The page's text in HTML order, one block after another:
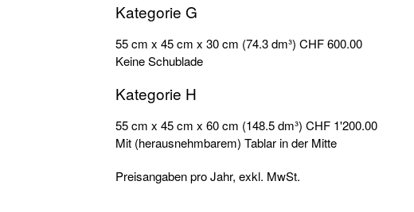
Kategorie G
55 cm x 45 cm x 30 cm (74.3 dm³) CHF 600.00
Keine Schublade
Kategorie H
55 cm x 45 cm x 60 cm (148.5 dm³) CHF 1'200.00
Mit (herausnehmbarem) Tablar in der Mitte
Preisangaben pro Jahr, exkl. MwSt.